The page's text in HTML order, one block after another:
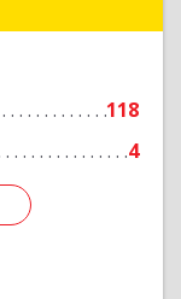
118
4
Подробнее